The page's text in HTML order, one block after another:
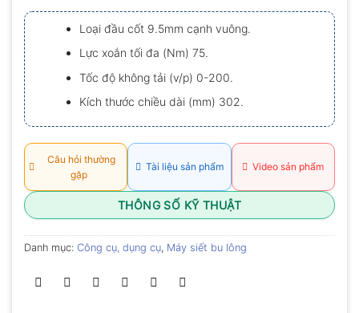
xếp
hạng
0.0
5
sao
Loại đầu cốt 9.5mm cạnh vuông.
Lực xoắn tối đa (Nm) 75.
Tốc độ không tải (v/p) 0-200.
Kích thước chiều dài (mm) 302.
Câu hỏi thường
gặp
Tài liệu sản phẩm Video sản phẩm
THÔNG SỐ KỸ THUẬT
Danh mục: Công cụ, dụng cụ, Máy siết bu lông